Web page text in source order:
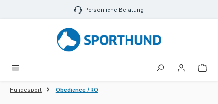
Zum Hauptinhalt springen Persönliche Beratung
Hundesport Obedience / RO